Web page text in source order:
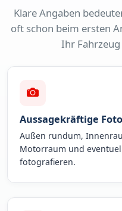
Klare Angaben
oft schon beim ersten
Ihr
Aussagekräftige
Außen rundum,
Motorraum und
fotografieren.